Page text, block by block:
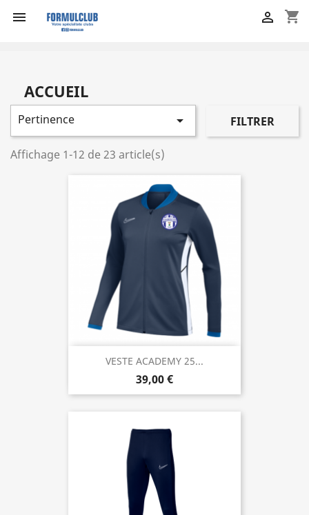
 shopping_cart

ACCUEIL
Pertinence  FILTRER
Affichage 1-12 de 23 article(s)
VESTE ACADEMY 25...
39,00 €